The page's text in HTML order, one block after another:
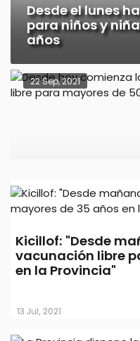
Desde el lunes
para niños y
años
22 Sep, 2021
Desde hoy
segunda dosis
50 años
Kicillof: "Desde
vacunación libre
en la Provincia"
13 Jul, 2021